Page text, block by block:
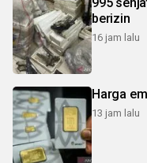
berizin
16 jam lalu
Harga
13 jam lalu